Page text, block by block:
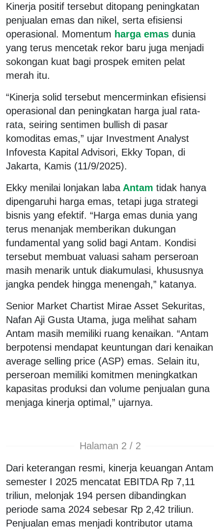
Kinerja positif tersebut ditopang peningkatan
penjualan emas dan nikel, serta efisiensi
operasional. Momentum harga emas dunia
yang terus mencetak rekor baru juga menjadi
sokongan kuat bagi prospek emiten pelat
merah itu.
“Kinerja solid tersebut mencerminkan efisiensi
operasional dan peningkatan harga jual rata-
rata, seiring sentimen bullish di pasar
komoditas emas,” ujar Investment Analyst
Infovesta Kapital Advisori, Ekky Topan, di
Jakarta, Kamis (11/9/2025).
Ekky menilai lonjakan laba Antam tidak hanya
dipengaruhi harga emas, tetapi juga strategi
bisnis yang efektif. “Harga emas dunia yang
terus menanjak memberikan dukungan
fundamental yang solid bagi Antam. Kondisi
tersebut membuat valuasi saham perseroan
masih menarik untuk diakumulasi, khususnya
jangka pendek hingga menengah,” katanya.
Senior Market Chartist Mirae Asset Sekuritas,
Nafan Aji Gusta Utama, juga melihat saham
Antam masih memiliki ruang kenaikan. “Antam
berpotensi mendapat keuntungan dari kenaikan
average selling price (ASP) emas. Selain itu,
perseroan memiliki komitmen meningkatkan
kapasitas produksi dan volume penjualan guna
menjaga kinerja optimal,” ujarnya.
Halaman 2 / 2
Dari keterangan resmi, kinerja keuangan Antam
semester I 2025 mencatat EBITDA Rp 7,11
triliun, melonjak 194 persen dibandingkan
periode sama 2024 sebesar Rp 2,42 triliun.
Penjualan emas menjadi kontributor utama